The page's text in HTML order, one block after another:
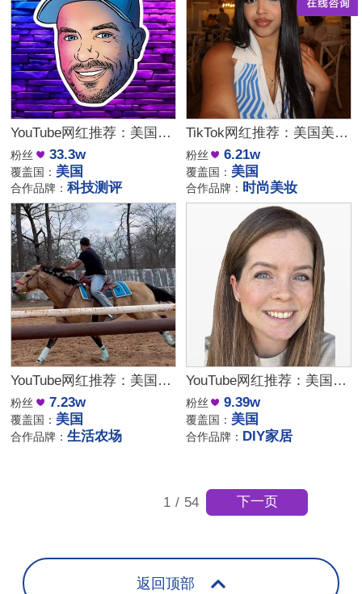
YouTube网红推荐：美国游戏硬件测评KOL博主合作
粉丝 33.3w
覆盖国： 美国
合作品牌：科技测评
TikTok网红推荐：美国美女美妆时尚达人合作博主
粉丝 6.21w
覆盖国： 美国
合作品牌： 时尚美妆
YouTube网红推荐：美国农场生活博主，7万粉高互动治愈系达人合作
粉丝 7.23w
覆盖国： 美国
合作品牌：生活农场
YouTube网红推荐：美国DIY家居设计博主，9万粉室内改造达人合作
粉丝 9.39w
覆盖国： 美国
合作品牌： DIY家居
1 / 54 下一页
返回顶部